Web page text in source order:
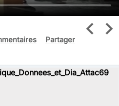
Partager